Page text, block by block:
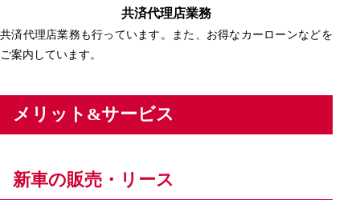
共済代理店業務
共済代理店業務も行っています。また、お得なカーローンなどを
ご案内しています。
メリット&サービス
新車の販売・リース